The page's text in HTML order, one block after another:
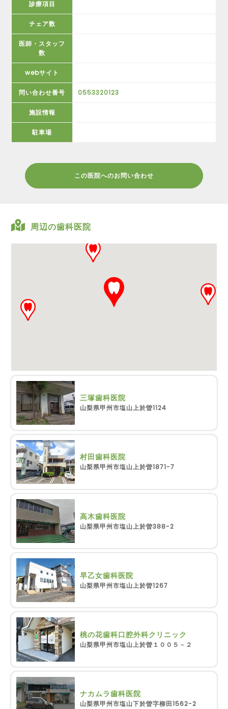
診療項目
チェア数
医師・スタッフ
数
webサイト
問い合わせ番号 0553320123
施設情報
駐車場
この医院へのお問い合わせ
周辺の歯科医院
三塚歯科医院
山梨県甲州市塩山上於曽1124
村田歯科医院
山梨県甲州市塩山上於曽1871-7
高木歯科医院
山梨県甲州市塩山上於曽388-2
早乙女歯科医院
山梨県甲州市塩山上於曽1267
桃の花歯科口腔外科クリニック
山梨県甲州市塩山上於曽１００５－２
ナカムラ歯科医院
山梨県甲州市塩山下於曽字柳田1562-2